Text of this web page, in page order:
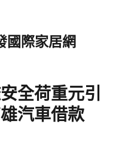
國際家居網
全荷重元引
汽車借款